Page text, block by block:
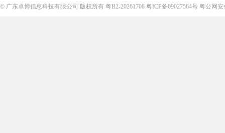
© 广东卓博信息科技有限公司 版权所有 粤B2-20261708 粤ICP备09027564号 粤公网安